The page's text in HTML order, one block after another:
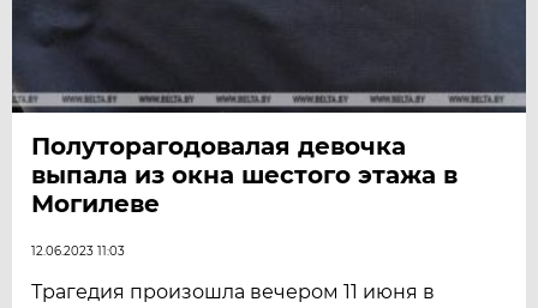
Полуторагодовалая девочка
выпала из окна шестого этажа в
Могилеве
12.06.2023 11:03
Трагедия произошла вечером 11 июня в